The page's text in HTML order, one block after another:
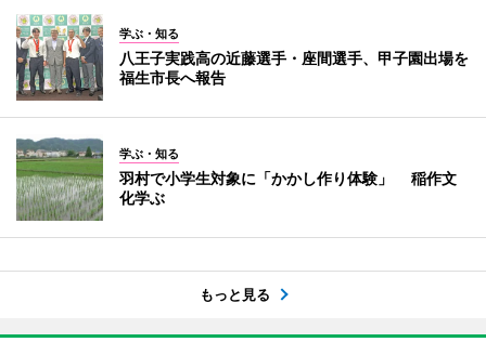
学ぶ・知る
八王子実践高の近藤選手・座間選手、甲子園出場を
福生市長へ報告
学ぶ・知る
羽村で小学生対象に「かかし作り体験」 稲作文
化学ぶ
もっと見る